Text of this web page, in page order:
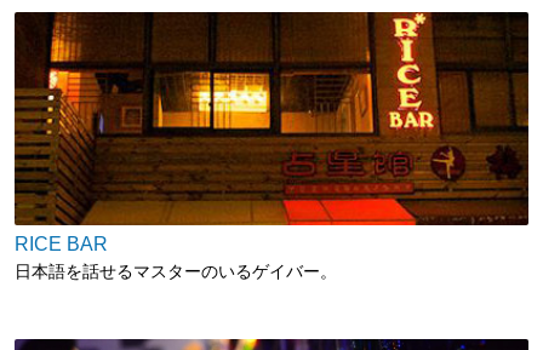
ステップを踏む。生演奏はドラム、キーボード、ボーカルのみの簡
易なものだが、演奏される曲は世界の民謡、スタンダード、中国歌
謡と幅広い。金土日のみ営業。
RICE BAR
日本語を話せるマスターのいるゲイバー。